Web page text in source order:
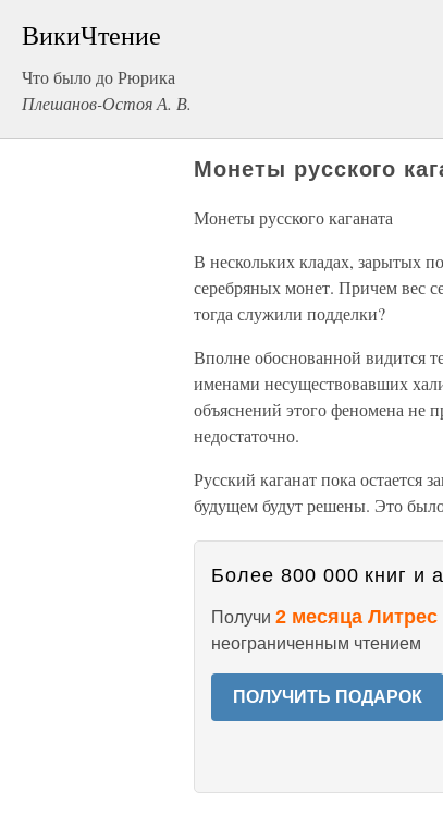
ВикиЧтение
Что было до Рюрика
Плешанов-Остоя А. В.
Монеты русского
Монеты русского каганата
В нескольких кладах, зарытых
серебряных монет. Причем вес
тогда служили подделки?
Вполне обоснованной видится
именами несуществовавших
объяснений этого феномена не
недостаточно.
Русский каганат пока остается
будущем будут решены. Это
Более 800 000 книг и
Получи 2 месяца
неограниченным чтением
ПОЛУЧИТЬ ПОДАРОК